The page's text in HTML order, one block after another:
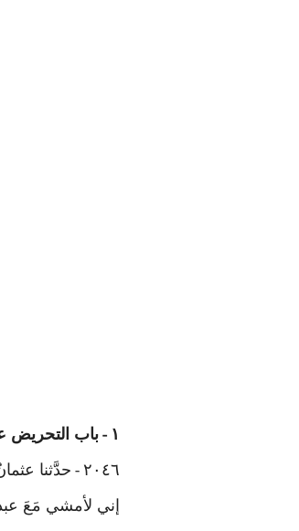
١ - باب التحريض
٢٠٤٦ - حدَّثنا
إني لأمشي مَعَ